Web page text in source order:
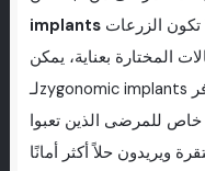
implants تكون الزرعات
المختارة بعناية، يمكن
لـzygonomic implants دعم ترميم ثابت كامل-القوس، مما يوفر
خاص للمرضى الذين تعبوا